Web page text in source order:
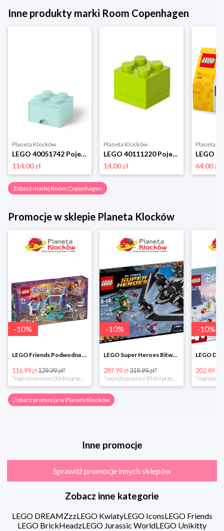
Inne produkty marki Room Copenhagen
Planeta Klocków
LEGO 40051742 Pojemnik na klocki z szufladą 2x2 turkusowy Room copenhagen
114.00 zł
Planeta Klocków
LEGO 40111220 Pojemnik na drobiazgi 2x2 MINI limonkowy Room copenhagen
14.00 zł
Planeta
64.00 zł
Zobacz markę Room Copenhagen
Promocje w sklepie Planeta Klocków
-10%
LEGO Friends Podwodna Frajda w super cenie
116.99 zł129.99 zł*
*najniższa cena z 30 dni przed obniżką
-10%
LEGO Super Heroes Bitwa powietrzna w super cenie
287.99 zł319.99 zł*
*najniższa cena z 30 dni przed obniżką
-10%
202.49 zł
Zobacz promocje w Planeta Klocków
Inne promocje
Sprawdź promocje innych sklepów
Zobacz inne kategorie
LEGO DREAMZzzLEGO KwiatyLEGO IconsLEGO Friends
LEGO BrickHeadzLEGO Jurassic WorldLEGO Unikitty